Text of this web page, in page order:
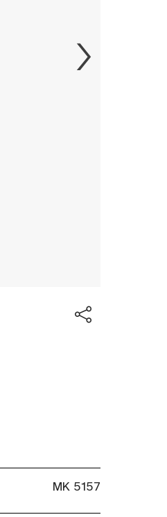
MK 5157